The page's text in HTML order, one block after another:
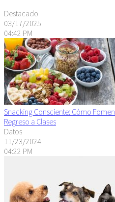
Destacado
03/17/2025
04:42 PM
Snacking Consciente: Cómo
Regreso a Clases
Datos
11/23/2024
04:22 PM